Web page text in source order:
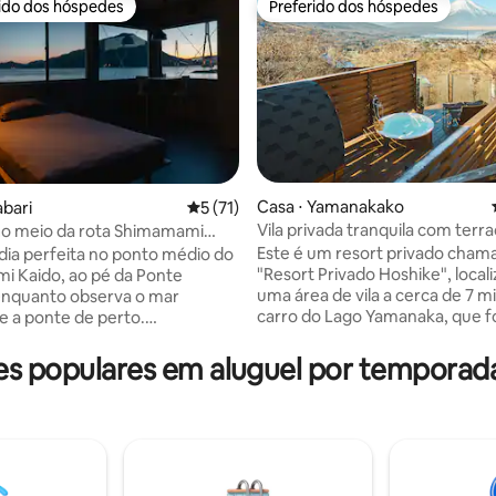
de 5, 13 avaliações
preferidos dos hóspedes
dos hóspedes
5 de uma avaliação média de 5, 71
5 (71)
meio da rota Shimamami
quarto com uma vista
do mar e da ponte.
perfeita no ponto médio do
Kaido, ao pé da Ponte
observa o mar
a ponte de perto.
construção, este edifício
um design
4
Preferido dos hóspedes
Preferido dos hóspedes
Casa ⋅ Yamanakako
Vila privada tranquila com
vista para o Monte Fuji e o Lago
Yamanakako, com
sauna!
Este é um resort privado
"Resort Privado Hoshike",
uma área de vila a cerca de 7
carro do Lago Yamanaka, que
novembro de 2025. Em um espaço
japonês calmo e moderno que
terraço e desfrutar de um
relaxante com o Monte Fuji ao
populares em aluguel por